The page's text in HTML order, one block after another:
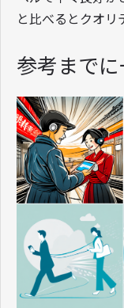
と比べるとクオリ
参考まで